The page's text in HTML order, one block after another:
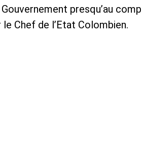
presqu’au
Chef de l’Etat Colombien.